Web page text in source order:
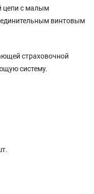
цепи с малым
винтовым
страховочной
систему.